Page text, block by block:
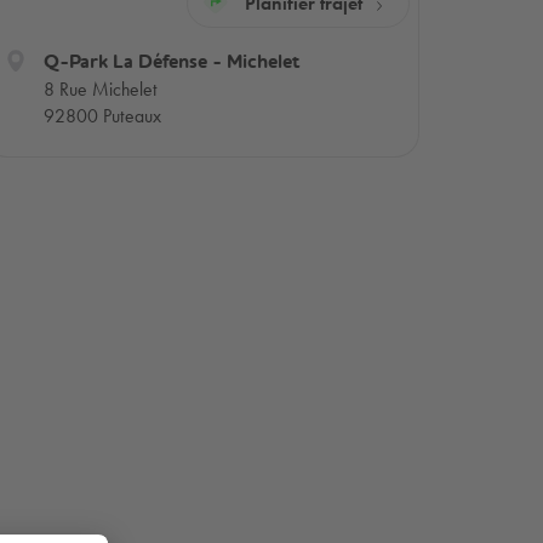
Q-Park La Défense - Michelet
8 Rue Michelet
92800 Puteaux